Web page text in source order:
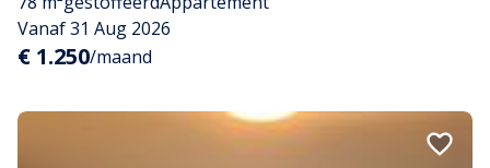
Vanaf 31 Aug 2026
€ 1.250/maand